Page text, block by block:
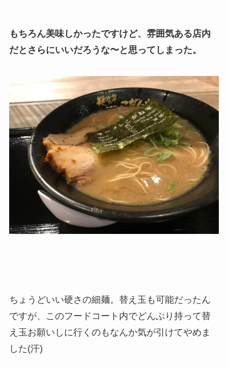
もちろん美味しかったですけど、雰囲気ある店内
だとさらにいいだろうな〜と思ってしまった。
ちょうどいい硬さの細麺。替え玉も可能だったん
ですが、このフードコート内でどんぶり持って替
え玉お願いしに行くのもなんか気が引けてやめま
した(汗)